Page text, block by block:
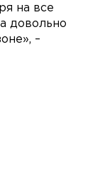
на все
довольно
­–